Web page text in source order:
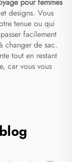
designs. Vous
tenue ou qui
facilement
changer de sac.
tout en restant
car vous vous